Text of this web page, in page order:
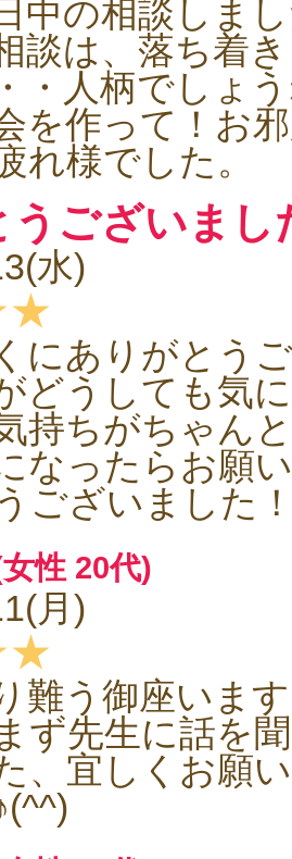
中の相談しま
談は、落ち着
・人柄でしょ
を作って！お
れ様でした。
うございまし
水)
にありがとう
どうしても気
持ちがちゃん
なったらお願
ございました
性 20代)
月)
難う御座いま
ず先生に話を
、宜しくお願